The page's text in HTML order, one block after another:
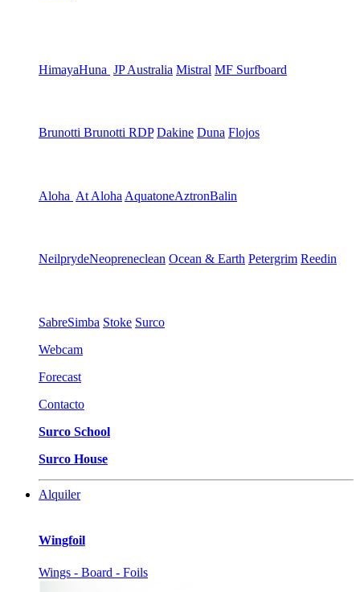
HimayaHuna JP Australia Mistral MF Surfboard
Brunotti Brunotti RDP Dakine Duna Flojos
Aloha At Aloha AquatoneAztronBalin
NeilprydeNeopreneclean Ocean & Earth Petergrim Reedin
SabreSimba Stoke Surco
Webcam
Forecast
Contacto
Surco School
Surco House
Alquiler
Wingfoil
Wings - Board - Foils